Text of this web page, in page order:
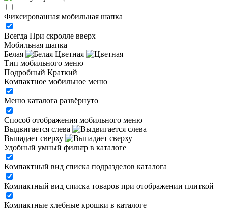
Фиксированная мобильная шапка
Всегда При скролле вверх
Мобильная шапка
Белая
Цветная
Тип мобильного меню
Подробный Краткий
Компактное мобильное меню
Меню каталога развёрнуто
Способ отображения мобильного меню
Выдвигается слева
Выпадает сверху
Удобный умный фильтр в каталоге
Компактный вид списка подразделов каталога
Компактный вид списка товаров при отображении плиткой
Компактные хлебные крошки в каталоге